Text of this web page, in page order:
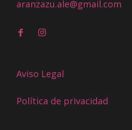
aranzazu.ale@gmail.com
Aviso Legal
Política de privacidad